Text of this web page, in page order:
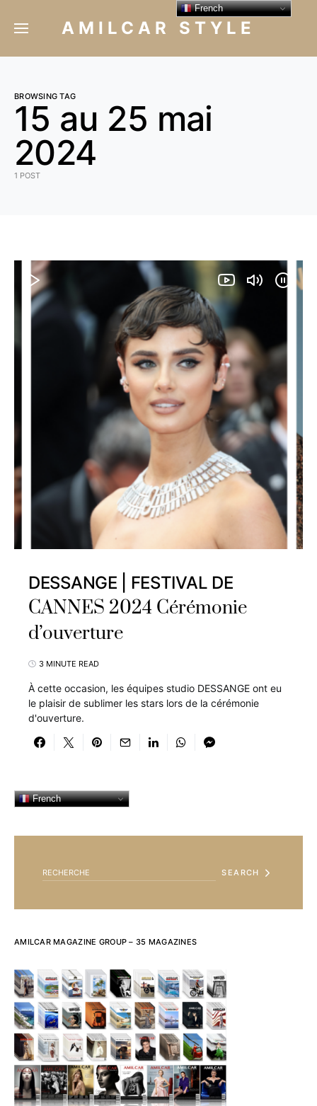
AMILCAR STYLE
BROWSING TAG
15 au 25 mai
2024
1 POST
DESSANGE | FESTIVAL DE
CANNES 2024 Cérémonie
d’ouverture
3 MINUTE READ
À cette occasion, les équipes studio DESSANGE ont eu
le plaisir de sublimer les stars lors de la cérémonie
d'ouverture.
French
SEARCH
AMILCAR MAGAZINE GROUP – 35 MAGAZINES
French